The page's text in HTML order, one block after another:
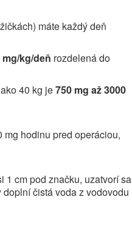
máte každý deň
mg/kg/deň rozdelená do
40 kg je750 mg až 3000
hodinu pred operáciou,
1 cm pod značku, uzatvorí sa
čistá voda z vodovodu